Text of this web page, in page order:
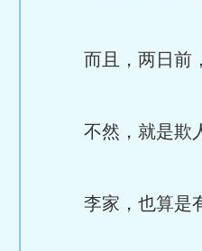
而且，两日前，
不然，就是欺人
李家，也算是有